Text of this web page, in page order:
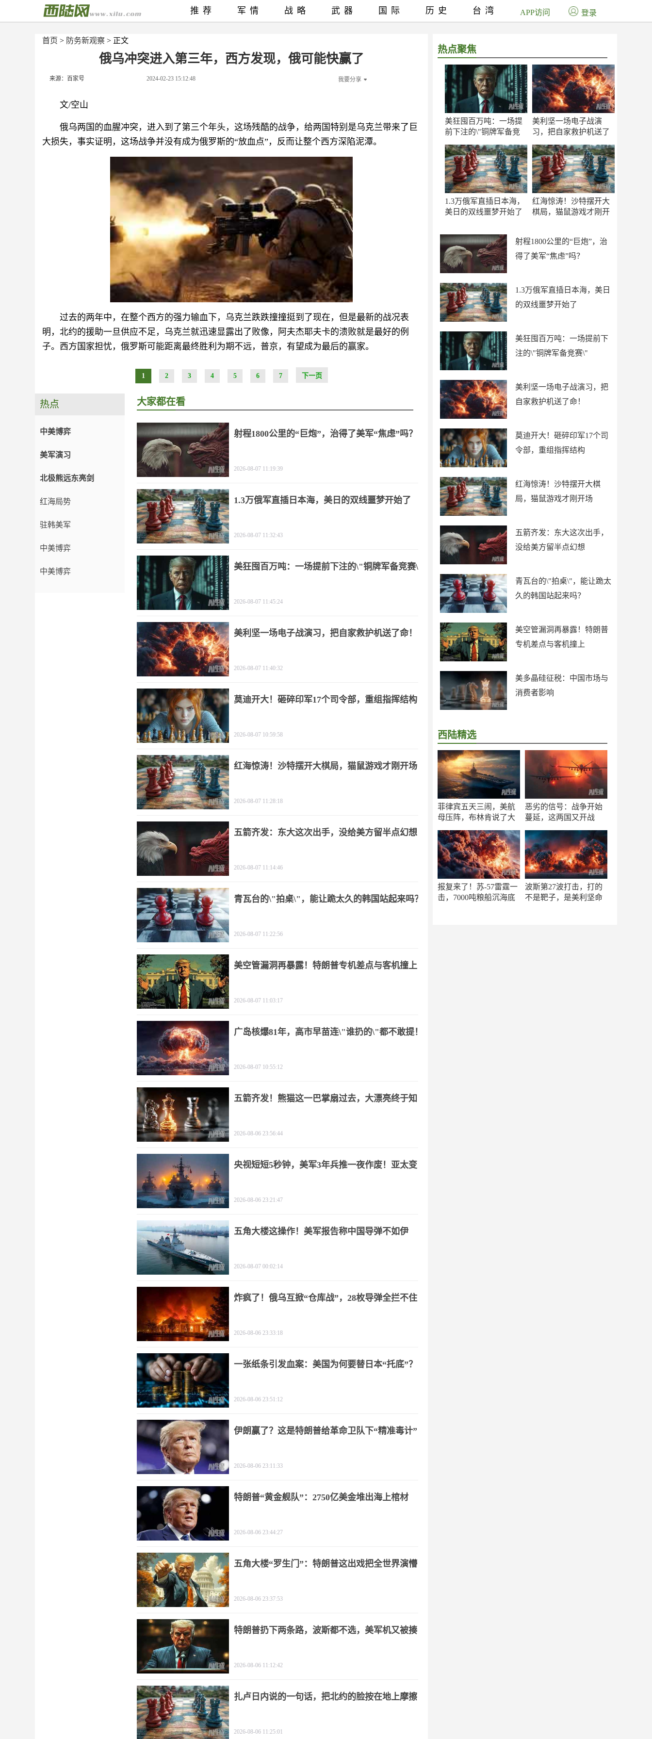
首页 > 防务新观察 > 正文
俄乌冲突进入第三年，西方发现，俄可能快赢了
来源：百家号 2024-02-23 15:12:48 我要分享
文/空山
俄乌两国的血腥冲突，进入到了第三个年头，这场残酷的战争，给两国特别是乌克兰带来了巨
大损失，事实证明，这场战争并没有成为俄罗斯的“放血点”，反而让整个西方深陷泥潭。
过去的两年中，在整个西方的强力输血下，乌克兰跌跌撞撞挺到了现在，但是最新的战况表
明，北约的援助一旦供应不足，乌克兰就迅速显露出了败像，阿夫杰耶夫卡的溃败就是最好的例
子。西方国家担忧，俄罗斯可能距离最终胜利为期不远，普京，有望成为最后的赢家。
1 2 3 4 5 6 7 下一页
热点聚焦
美狂囤百万吨：一场提
前下注的\"铜牌军备竞
美利坚一场电子战演
习，把自家救护机送了
1.3万俄军直插日本海，
美日的双线噩梦开始了
红海惊涛！沙特摆开大
棋局，猫鼠游戏才刚开
射程1800公里的“巨炮”，治
得了美军“焦虑”吗？
1.3万俄军直插日本海，美日
的双线噩梦开始了
美狂囤百万吨：一场提前下
注的\"铜牌军备竞赛\"
美利坚一场电子战演习，把
自家救护机送了命！
莫迪开大！砸碎印军17个司
令部，重组指挥结构
红海惊涛！沙特摆开大棋
局，猫鼠游戏才刚开场
五箭齐发：东大这次出手，
没给美方留半点幻想
青瓦台的\"拍桌\"，能让跪太
久的韩国站起来吗？
美空管漏洞再暴露！特朗普
专机差点与客机撞上
美多晶硅征税：中国市场与
消费者影响
西陆精选
菲律宾五天三闹，美航
母压阵，布林肯说了大
恶劣的信号：战争开始
蔓延，这两国又开战
报复来了！苏-57雷霆一
击，7000吨粮船沉海底
波斯第27波打击，打的
不是靶子，是美利坚命
推荐 军情 战略 武器 国际 历史 台湾 APP访问 登录
热点
中美博弈
美军演习
北极熊远东亮剑
红海局势
驻韩美军
中美博弈
中美博弈
大家都在看
射程1800公里的“巨炮”，治得了美军“焦虑”吗？
2026-08-07 11:19:39
1.3万俄军直插日本海，美日的双线噩梦开始了
2026-08-07 11:32:43
美狂囤百万吨：一场提前下注的\"铜牌军备竞赛\"
2026-08-07 11:45:24
美利坚一场电子战演习，把自家救护机送了命！
2026-08-07 11:40:32
莫迪开大！砸碎印军17个司令部，重组指挥结构
2026-08-07 10:59:58
红海惊涛！沙特摆开大棋局，猫鼠游戏才刚开场
2026-08-07 11:28:18
五箭齐发：东大这次出手，没给美方留半点幻想
2026-08-07 11:14:46
青瓦台的\"拍桌\"，能让跪太久的韩国站起来吗？
2026-08-07 11:22:56
美空管漏洞再暴露！特朗普专机差点与客机撞上
2026-08-07 11:03:17
广岛核爆81年，高市早苗连\"谁扔的\"都不敢提！
2026-08-07 10:55:12
五箭齐发！熊猫这一巴掌扇过去，大漂亮终于知
2026-08-06 23:56:44
央视短短5秒钟，美军3年兵推一夜作废！亚太变
2026-08-06 23:21:47
五角大楼这操作！美军报告称中国导弹不如伊
2026-08-07 00:02:14
炸疯了！俄乌互掀“仓库战”，28枚导弹全拦不住
2026-08-06 23:33:18
一张纸条引发血案：美国为何要替日本“托底”？
2026-08-06 23:51:12
伊朗赢了？这是特朗普给革命卫队下“精准毒计”
2026-08-06 23:11:33
特朗普“黄金舰队”：2750亿美金堆出海上棺材
2026-08-06 23:44:27
五角大楼“罗生门”：特朗普这出戏把全世界演懵
2026-08-06 23:37:53
特朗普扔下两条路，波斯都不选，美军机又被揍
2026-08-06 11:12:42
扎卢日内说的一句话，把北约的脸按在地上摩擦
2026-08-06 11:25:01